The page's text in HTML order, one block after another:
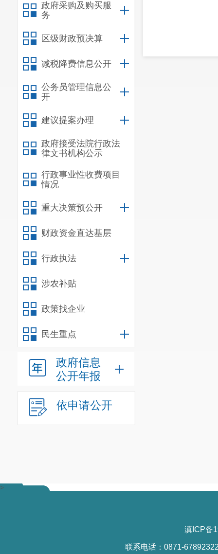
政府采购及购买服
务
区级财政预决算
减税降费信息公开
公务员管理信息公
开
建议提案办理
政府接受法院行政法
律文书机构公示
行政事业性收费项目
情况
重大决策预公开
财政资金直达基层
行政执法
涉农补贴
政策找企业
民生重点
政府信息
公开年报
依申请公开
>
滇ICP备
联系电话：0871-